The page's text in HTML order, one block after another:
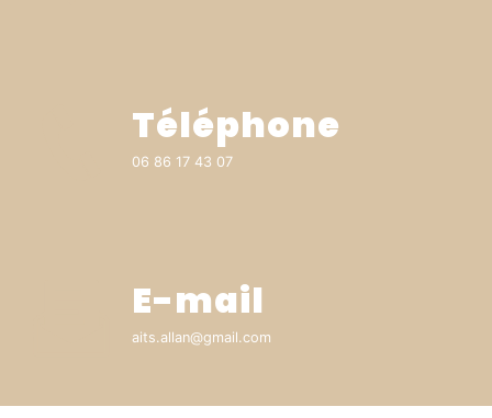
Téléphone
06 86 17 43 07
E-mail
aits.allan@gmail.com